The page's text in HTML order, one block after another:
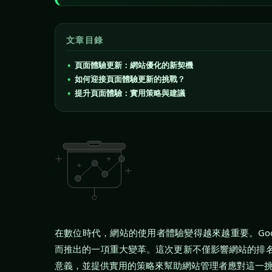
文章目錄
頁面體驗更新：網站優化的新契機
如何迎接頁面體驗更新的挑戰？
提升頁面體驗：實用策略與建議
在數位時代，網站的使用者體驗變得越來越重要。
而推出的一項重大變革。這次更新不僅影響網站的
意義，並提供實用的策略來幫助網站管理者應對這一